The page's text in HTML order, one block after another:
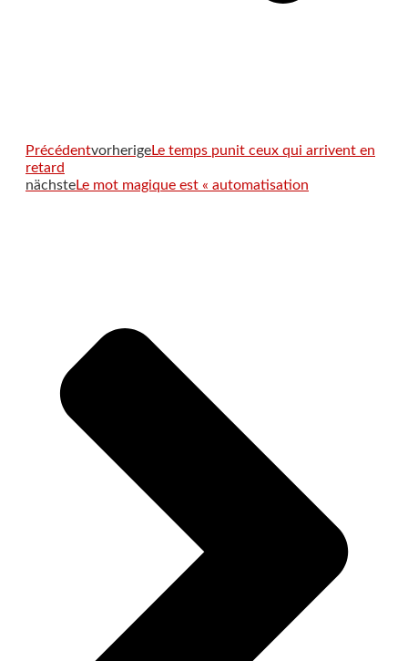
PrécédentvorherigeLe temps punit ceux qui arrivent en
retard
nächsteLe mot magique est « automatisation